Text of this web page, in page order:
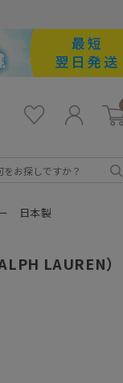
イ
ン
ー 日本製
LAUREN）